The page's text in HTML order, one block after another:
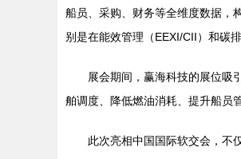
船员、采购、财务等全维度数据，
别是在能效管理（EEXI/CII）和碳
展会期间，赢海科技的展位吸
舶调度、降低燃油消耗、提升船员
此次亮相中国国际软交会，不